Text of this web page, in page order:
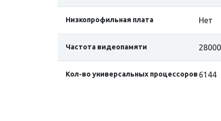
Низкопрофильная плата Нет
Частота видеопамяти
Кол-во универсальных процессоров 6144